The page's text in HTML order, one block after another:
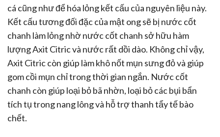
cá cũng như để hóa lỏng kết cấu của nguyên liệu này.
Kết cấu tương đối đặc của mật ong sẽ bị nước cốt
chanh làm lỏng nhờ nước cốt chanh sở hữu hàm
lượng Axit Citric và nước rất dồi dào. Không chỉ vậy,
Axit Citric còn giúp làm khô nốt mụn sưng đỏ và giúp
gom cồi mụn chỉ trong thời gian ngắn. Nước cốt
chanh còn giúp loại bỏ bã nhờn, loại bỏ các bụi bẩn
tích tụ trong nang lông và hỗ trợ thanh tẩy tế bào
chết.